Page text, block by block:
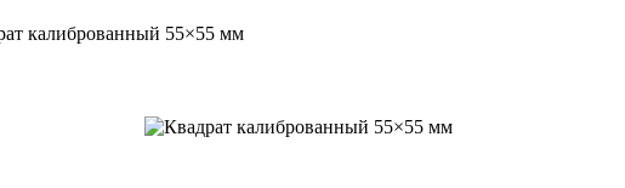
калиброванный 55×55 мм